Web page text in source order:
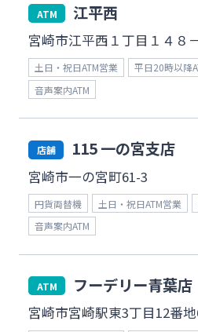
みやぎん
ログオ
よくあるご質問
English
個人のお客さま
ATM 江平西
宮崎市江平西１丁目１４８
土日・祝日ATM営業 平日20時以降
音声案内ATM
店舗 115 一の宮支店
宮崎市一の宮町61-3
円貨両替機 土日・祝日ATM営業
音声案内ATM
ATM フーデリー青葉店
宮崎市宮崎駅東3丁目12番